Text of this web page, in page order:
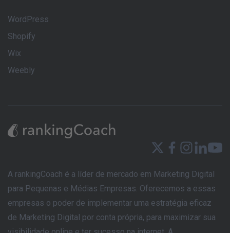
WordPress
Shopify
Wix
Weebly
A rankingCoach é a líder de mercado em Marketing Digital
para Pequenas e Médias Empresas. Oferecemos a essas
empresas o poder de implementar uma estratégia eficaz
de Marketing Digital por conta própria, para maximizar sua